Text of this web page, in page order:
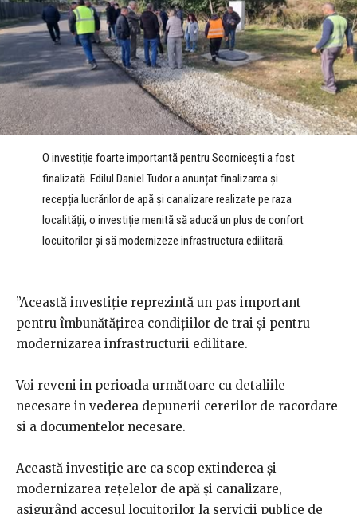
O investiție foarte importantă pentru Scornicești a fost
finalizată. Edilul Daniel Tudor a anunțat finalizarea și
recepția lucrărilor de apă și canalizare realizate pe raza
localității, o investiție menită să aducă un plus de confort
locuitorilor și să modernizeze infrastructura edilitară.
”Această investiție reprezintă un pas important
pentru îmbunătățirea condițiilor de trai și pentru
modernizarea infrastructurii edilitare.
Voi reveni in perioada următoare cu detaliile
necesare in vederea depunerii cererilor de racordare
si a documentelor necesare.
Această investiție are ca scop extinderea și
modernizarea rețelelor de apă și canalizare,
asigurând accesul locuitorilor la servicii publice de